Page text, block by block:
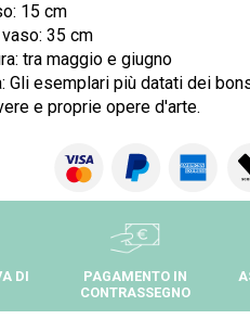
15 cm
35 cm
tra maggio e giugno
Gli esemplari più datati dei
e proprie opere d'arte.
DI
PAGAMENTO IN
CONTRASSEGNO